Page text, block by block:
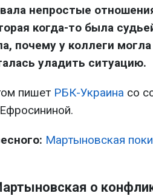
непростые
когда-то была
почему у коллеги
уладить ситуацию.
пишет РБК-Украина со
Мартыновская
о